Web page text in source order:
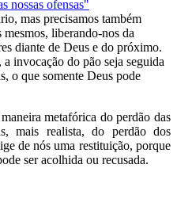
mas precisamos também
liberando-nos da
diante de Deus e do próximo.
invocação do pão seja seguida
o que somente Deus pode
metafórica do perdão das
mais realista, do perdão dos
de nós uma restituição, porque
ser acolhida ou recusada.